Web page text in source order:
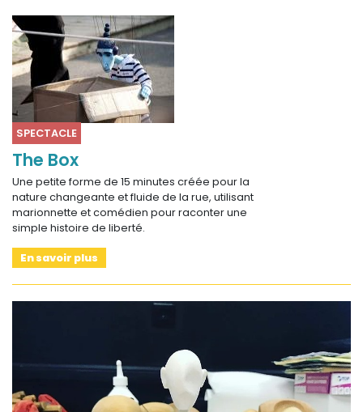
SPECTACLE
The Box
Une petite forme de 15 minutes créée pour la
nature changeante et fluide de la rue, utilisant
marionnette et comédien pour raconter une
simple histoire de liberté.
En savoir plus